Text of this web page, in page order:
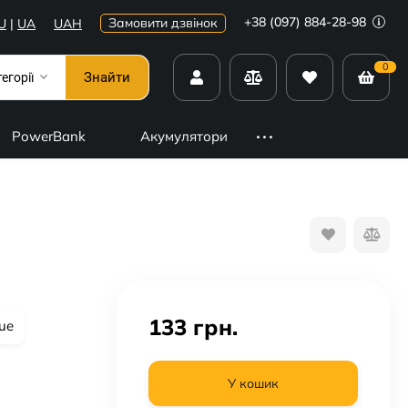
| UA UAH Замовити дзвінок +38 (097) 884-28-98
Знайти
0
PowerBank Акумулятори
133 грн.
У кошик